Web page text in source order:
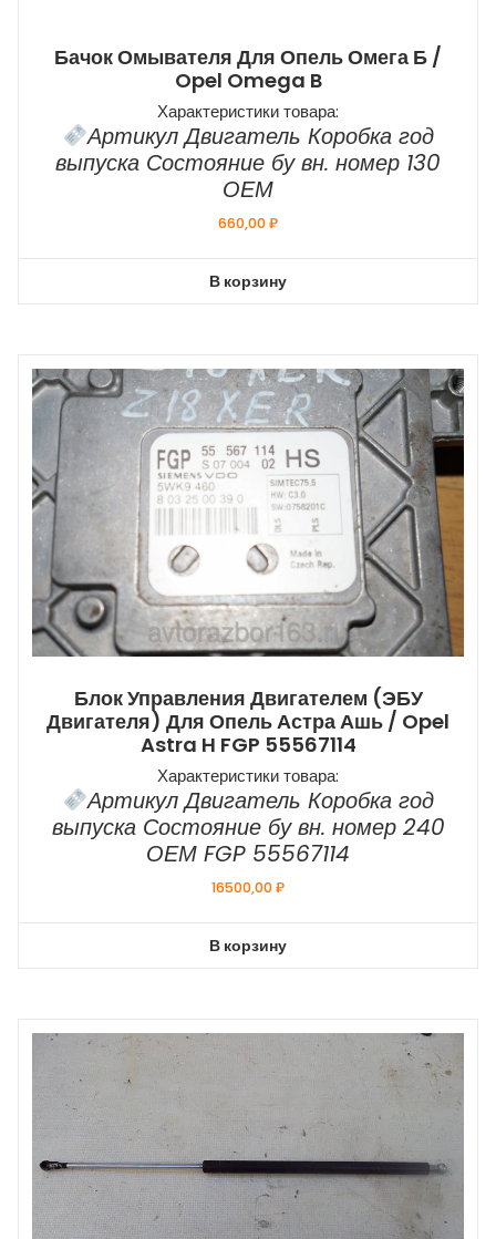
Бачок Омывателя Для Опель Омега Б /
Opel Omega B
Характеристики товара:
Артикул Двигатель Коробка год
выпуска Состояние бу вн. номер 130
ОЕМ
660,00₽
В корзину
Блок Управления Двигателем (ЭБУ
Двигателя) Для Опель Астра Ашь / Opel
Astra H FGP 55567114
Характеристики товара:
Артикул Двигатель Коробка год
выпуска Состояние бу вн. номер 240
ОЕМ FGP 55567114
16500,00₽
В корзину